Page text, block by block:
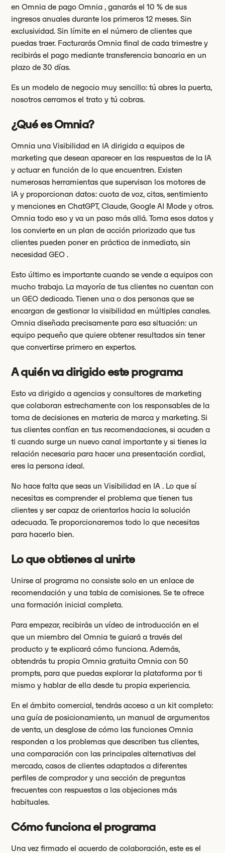
en Omnia de pago Omnia , ganarás el 10 % de sus
ingresos anuales durante los primeros 12 meses. Sin
exclusividad. Sin límite en el número de clientes que
puedas traer. Facturarás Omnia final de cada trimestre y
recibirás el pago mediante transferencia bancaria en un
plazo de 30 días.
Es un modelo de negocio muy sencillo: tú abres la puerta,
nosotros cerramos el trato y tú cobras.
¿Qué es Omnia?
Omnia una Visibilidad en IA dirigida a equipos de
marketing que desean aparecer en las respuestas de la IA
y actuar en función de lo que encuentren. Existen
numerosas herramientas que supervisan los motores de
IA y proporcionan datos: cuota de voz, citas, sentimiento
y menciones en ChatGPT, Claude, Google AI Mode y otros.
Omnia todo eso y va un paso más allá. Toma esos datos y
los convierte en un plan de acción priorizado que tus
clientes pueden poner en práctica de inmediato, sin
necesidad GEO .
Esto último es importante cuando se vende a equipos con
mucho trabajo. La mayoría de tus clientes no cuentan con
un GEO dedicado. Tienen una o dos personas que se
encargan de gestionar la visibilidad en múltiples canales.
Omnia diseñada precisamente para esa situación: un
equipo pequeño que quiere obtener resultados sin tener
que convertirse primero en expertos.
A quién va dirigido este programa
Esto va dirigido a agencias y consultores de marketing
que colaboran estrechamente con los responsables de la
toma de decisiones en materia de marca y marketing. Si
tus clientes confían en tus recomendaciones, si acuden a
ti cuando surge un nuevo canal importante y si tienes la
relación necesaria para hacer una presentación cordial,
eres la persona ideal.
No hace falta que seas un Visibilidad en IA . Lo que sí
necesitas es comprender el problema que tienen tus
clientes y ser capaz de orientarlos hacia la solución
adecuada. Te proporcionaremos todo lo que necesitas
para hacerlo bien.
Lo que obtienes al unirte
Unirse al programa no consiste solo en un enlace de
recomendación y una tabla de comisiones. Se te ofrece
una formación inicial completa.
Para empezar, recibirás un vídeo de introducción en el
que un miembro del Omnia te guiará a través del
producto y te explicará cómo funciona. Además,
obtendrás tu propia Omnia gratuita Omnia con 50
prompts, para que puedas explorar la plataforma por ti
mismo y hablar de ella desde tu propia experiencia.
En el ámbito comercial, tendrás acceso a un kit completo:
una guía de posicionamiento, un manual de argumentos
de venta, un desglose de cómo las funciones Omnia
responden a los problemas que describen tus clientes,
una comparación con las principales alternativas del
mercado, casos de clientes adaptados a diferentes
perfiles de comprador y una sección de preguntas
frecuentes con respuestas a las objeciones más
habituales.
Cómo funciona el programa
Una vez firmado el acuerdo de colaboración, este es el